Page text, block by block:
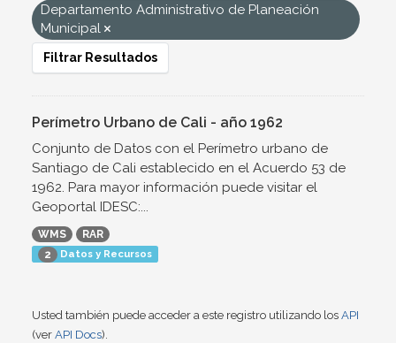
Departamento Administrativo de Planeación
Municipal
Filtrar Resultados
Perímetro Urbano de Cali - año 1962
Conjunto de Datos con el Perímetro urbano de
Santiago de Cali establecido en el Acuerdo 53 de
1962. Para mayor información puede visitar el
Geoportal IDESC:...
WMS
RAR
2 Datos y Recursos
Usted también puede acceder a este registro utilizando los API
(ver API Docs).